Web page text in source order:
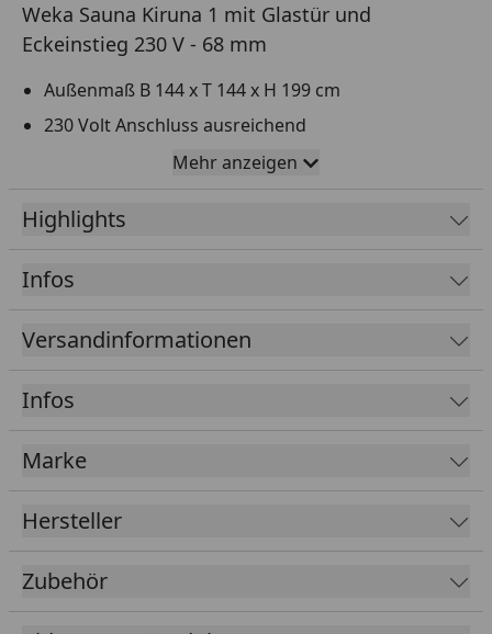
Weka Sauna Kiruna 1 mit Glastür und
Eckeinstieg 230 V - 68 mm
Außenmaß B 144 x T 144 x H 199 cm
230 Volt Anschluss ausreichend
Innenraumschalung aus 14 mm starken, speziell
ausgesuchten Nut- und Federbrettern (gefertigt
aus nordischem, langsam wachsenden
Fichtenholz) mit 10 mm langer Nut für noch mehr
Stabilität & Dichte, Außenwandverkleidung mit 2
Seiten aus 14 mm starken Nut- und Federbrettern
(Fichtenholz), 2 Seiten aus Holzfaser-Platten
Mit Ganzglastür aus 8 mm starkem Sicherheitsglas
hochwertigem Edelstahl-Saunatürgriff
55 cm breite, stabile Liegen (1 x 50 cm breite
Mehr anzeigen
Highlights
Infos
Versandinformationen
Infos
Marke
Hersteller
Zubehör